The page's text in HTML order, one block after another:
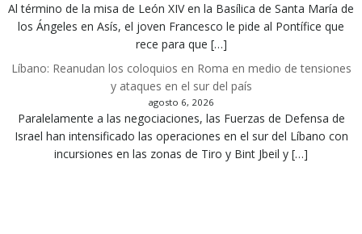
Al término de la misa de León XIV en la Basílica de Santa María de
los Ángeles en Asís, el joven Francesco le pide al Pontífice que
rece para que […]
Líbano: Reanudan los coloquios en Roma en medio de tensiones
y ataques en el sur del país
agosto 6, 2026
Paralelamente a las negociaciones, las Fuerzas de Defensa de
Israel han intensificado las operaciones en el sur del Líbano con
incursiones en las zonas de Tiro y Bint Jbeil y […]